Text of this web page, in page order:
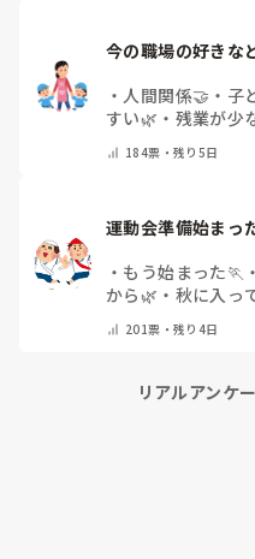
・ 人間関係🤝 ・ 子
すい🌿 ・ 残業が少
184票・残り5日
運動会準備始まっ
・ もう始まった🏃 ・
から🌿 ・ 秋に入っ
201票・残り4日
リアルアンケ